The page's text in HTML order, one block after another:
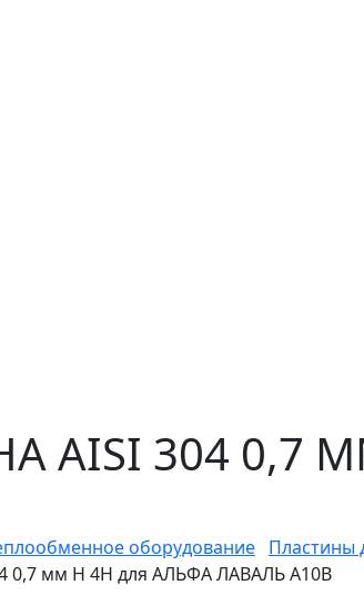
AISI 304 0,7
оборудование Пластины
0,7 мм H 4H для АЛЬФА ЛАВАЛЬ A10B